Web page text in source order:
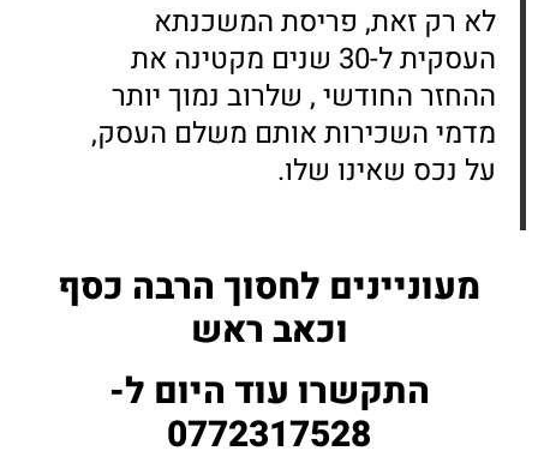
לא רק זאת, פריסת המשכנתא
העסקית ל-30 שנים מקטינה את
ההחזר החודשי , שלרוב נמוך יותר
מדמי השכירות אותם משלם העסק,
על נכס שאינו שלו.
מעוניינים לחסוך הרבה כסף
וכאב ראש
התקשרו עוד היום ל-
0772317528